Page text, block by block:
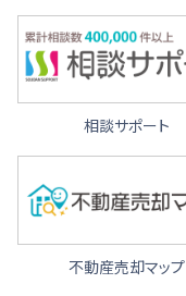
相談サポート
不動産売却マップ